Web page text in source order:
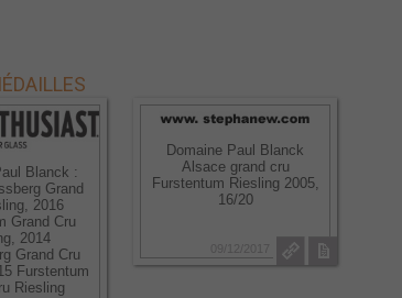
Blanck :
Grand
2016
Grand Cru
2014
Grand Cru
Furstentum
Riesling
Domaine Paul Blanck
Alsace grand cru
Furstentum Riesling 2005,
16/20